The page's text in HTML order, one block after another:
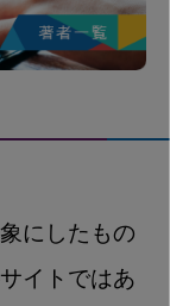
にしたもの
イトではあ